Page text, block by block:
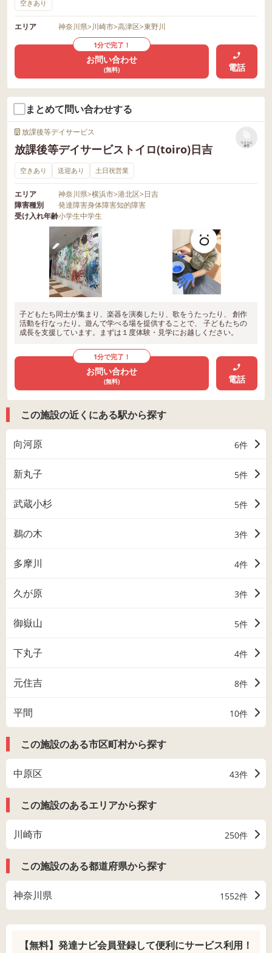
空きあり
エリア 神奈川県>川崎市>高津区>東野川
1分で完了！
お問い合わせ
(無料) 電話
まとめて問い合わせする
放課後等デイサービス
放課後等デイサービストイロ(toiro)日吉
リストに
保存
空きあり 送迎あり 土日祝営業
エリア 神奈川県>横浜市>港北区>日吉
障害種別
発達障害身体障害知的障害
受け入れ年齢小学生中学生
子どもたち同士が集まり、楽器を演奏したり、歌をうたったり、 創作
活動を行なったり。遊んで学べる場を提供することで、 子どもたちの
成長を支援しています。まずは１度体験・見学にお越しください。
1分で完了！
お問い合わせ
(無料) 電話
この施設の近くにある駅から探す
向河原 6件
新丸子 5件
武蔵小杉 5件
鵜の木 3件
多摩川 4件
久が原 3件
御嶽山 5件
下丸子 4件
元住吉 8件
平間 10件
この施設のある市区町村から探す
中原区 43件
この施設のあるエリアから探す
川崎市 250件
この施設のある都道府県から探す
神奈川県 1552件
【無料】発達ナビ会員登録して便利にサービス利用！